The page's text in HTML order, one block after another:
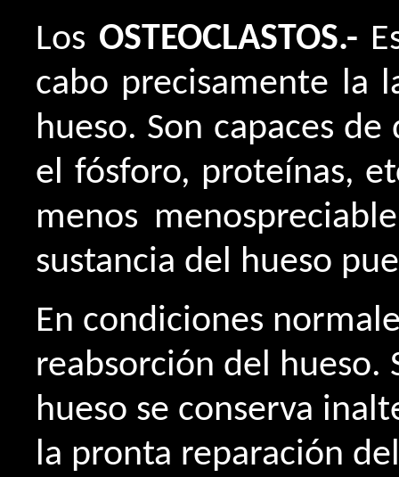
Los OSTEOCLASTOS.-
cabo precisamente la
hueso. Son capaces
el fósforo, proteínas,
menos
sustancia del hueso
En condiciones
reabsorción del hueso.
hueso se conserva
la pronta reparación